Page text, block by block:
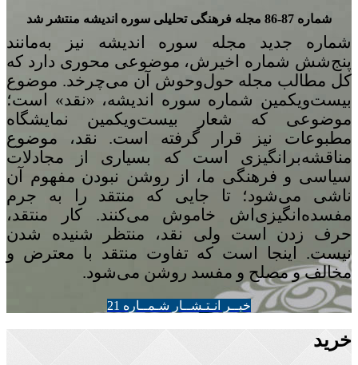
شماره 87-86 مجله‌ فرهنگی تحلیلی سوره‌ اندیشه منتشر شد
شماره‌ جدید مجله سوره اندیشه نیز به‌مانند
پنجشش شماره‌ اخیرش، موضوعی محوری دارد که
کل مطالب مجله حول‌وحوش آن می‌چرخد. موضوع
بیست‌ویکمین شماره‌ سوره‌ اندیشه، «نقد» است؛
موضوعی که شعار بیست‌ویکمین نمایشگاه
مطبوعات نیز قرار گرفته است. نقد، موضوع
مناقشه‌برانگیزی است که بسیاری از مجادلات
سیاسی و فرهنگی ما، از روشن نبودن مفهوم آن
ناشی می‌شود؛ تا جایی که منتقد را به جرم
مفسده‌انگیزی‌اش خاموش می‌کنند. کار منتقد،
حرف زدن است ولی نقد، منتظر شنیده شدن
نیست. اینجا است که تفاوت منتقد با معترض و
مخالف و مصلح و مفسد روشن می‌شود.
خبــر انـتـشــار شـمــاره 21
خرید